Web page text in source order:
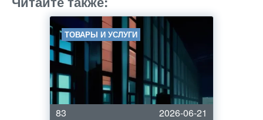
ТОВАРЫ И УСЛУГИ
83
2026-06-21